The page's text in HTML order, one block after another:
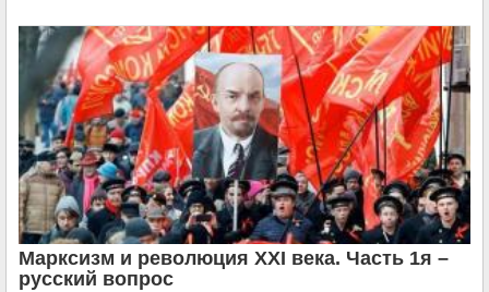
Марксизм и революция ХХI века. Часть 1я –
русский вопрос